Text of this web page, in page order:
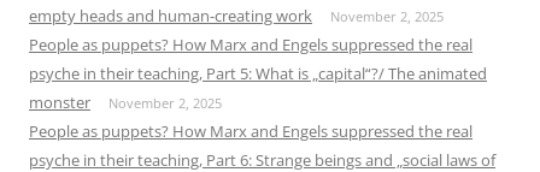
empty heads and human-creating work
November 2, 2025
People as puppets? How Marx and Engels suppressed the real
psyche in their teaching, Part 5: What is „capital“?/ The animated
monster
November 2, 2025
People as puppets? How Marx and Engels suppressed the real
psyche in their teaching, Part 6: Strange beings and „social laws of